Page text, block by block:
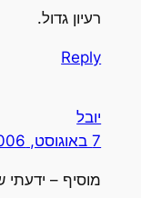
רעיון גדול.
Reply
יובל
7 באוגוסט, 2006
מוסיף –